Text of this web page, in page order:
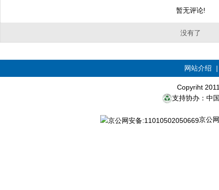
暂无评论!
没有了
网站介绍
Copyriht
支持协办：中
京公